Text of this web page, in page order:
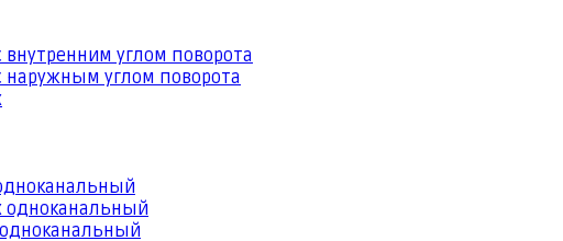
углом поворота
наружным углом поворота
одноканальный